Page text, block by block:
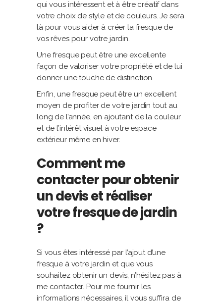
qui vous intéressent et à être créatif dans
votre choix de style et de couleurs. Je sera
là pour vous aider à créer la fresque de
vos rêves pour votre jardin.
Une fresque peut être une excellente
façon de valoriser votre propriété et de lui
donner une touche de distinction.
Enfin, une fresque peut être un excellent
moyen de profiter de votre jardin tout au
long de l’année, en ajoutant de la couleur
et de l’intérêt visuel à votre espace
extérieur même en hiver.
Comment me
contacter pour obtenir
un devis et réaliser
votre fresque de jardin
?
Si vous êtes intéressé par l’ajout d’une
fresque à votre jardin et que vous
souhaitez obtenir un devis, n’hésitez pas à
me contacter. Pour me fournir les
informations nécessaires, il vous suffira de